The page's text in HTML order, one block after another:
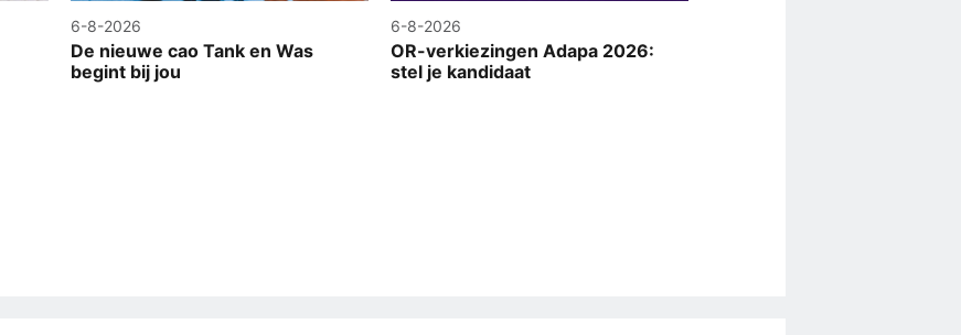
6-8-2026
De nieuwe cao Tank en Was
begint bij jou
6-8-2026
OR-verkiezingen Adapa 2026:
stel je kandidaat